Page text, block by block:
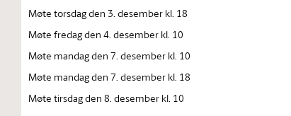
Møte torsdag den 3. desember kl. 18
Møte fredag den 4. desember kl. 10
Møte mandag den 7. desember kl. 10
Møte mandag den 7. desember kl. 18
Møte tirsdag den 8. desember kl. 10